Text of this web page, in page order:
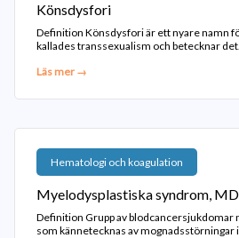
Könsdysfori
Definition Könsdysfori är ett nyare namn
kallades transsexualism och betecknar
Läs mer →
Hematologi och koagulation
Myelodysplastiska syndrom,
Definition Grupp av blodcancersjukdomar
som kännetecknas av mognadsstörningar